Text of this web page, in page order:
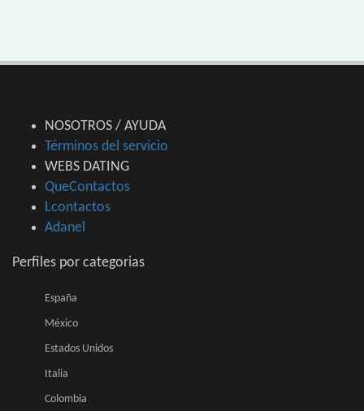
NOSOTROS / AYUDA
Términos del servicio
WEBS DATING
QueContactos
Lcontactos
Adanel
Perfiles por categorias
España
México
Estados Unidos
Italia
Colombia